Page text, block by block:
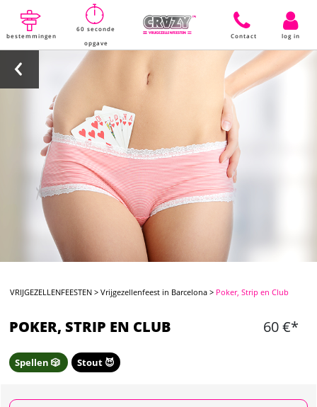
bestemmingen
60 seconde
opgave
Contact log in
VRIJGEZELLENFEESTEN >Vrijgezellenfeest in Barcelona > Poker, Strip en Club
POKER, STRIP EN CLUB 60 €*
Spellen 🎲 Stout 😈